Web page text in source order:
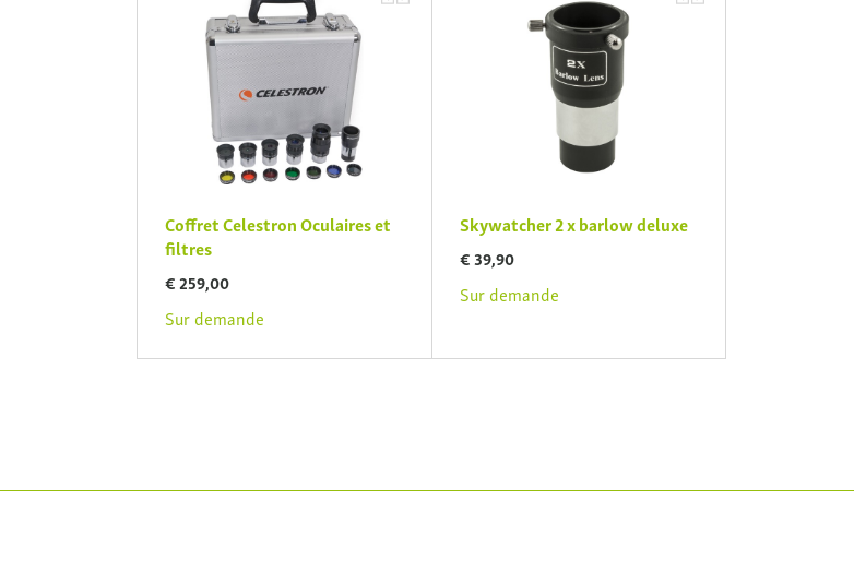
Coffret Celestron Oculaires et
filtres
€ 259,00
Sur demande
Skywatcher 2 x barlow deluxe
€ 39,90
Sur demande